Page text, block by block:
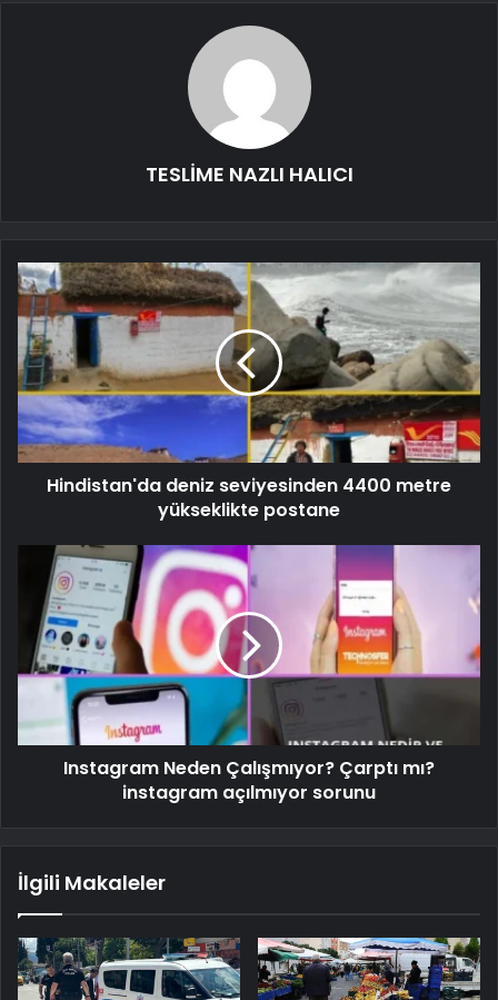
TESLİME NAZLI HALICI
Hindistan'da deniz seviyesinden 4400 metre
yükseklikte postane
Instagram Neden Çalışmıyor? Çarptı mı?
instagram açılmıyor sorunu
İlgili Makaleler